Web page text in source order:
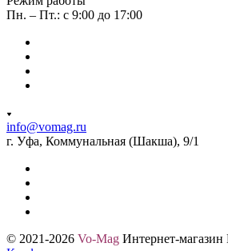
Пн. – Пт.: с 9:00 до 17:00
info@vomag.ru
г. Уфа, Коммунальная (Шакша), 9/1
© 2021-2026 Vo-Mag Интернет-магазин